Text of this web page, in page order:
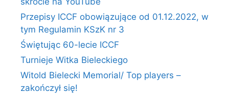
Przepisy ICCF obowiązujące od 01.12.2022, w
tym Regulamin KSzK nr 3
Świętując 60-lecie ICCF
Turnieje Witka Bieleckiego
Witold Bielecki Memorial/ Top players –
zakończył się!